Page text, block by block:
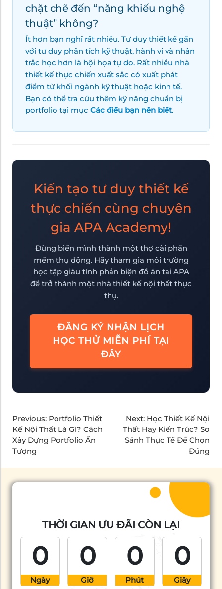
chặt chẽ đến “năng khiếu nghệ
thuật” không?
Ít hơn bạn nghĩ rất nhiều. Tư duy thiết kế gần
với tư duy phân tích kỹ thuật, hành vi và nhân
trắc học hơn là hội họa tự do. Rất nhiều nhà
thiết kế thực chiến xuất sắc có xuất phát
điểm từ khối ngành kỹ thuật hoặc kinh tế.
Bạn có thể tra cứu thêm kỹ năng chuẩn bị
portfolio tại mục Các điều bạn nên biết.
Kiến tạo tư duy thiết kế
thực chiến cùng chuyên
gia APA Academy!
Đừng biến mình thành một thợ cài phần
mềm thụ động. Hãy tham gia môi trường
học tập giàu tính phản biện đồ án tại APA
để trở thành một nhà thiết kế nội thất thực
thụ.
ĐĂNG KÝ NHẬN LỊCH
HỌC THỬ MIỄN PHÍ TẠI
ĐÂY
Previous: Portfolio Thiết
Kế Nội Thất Là Gì? Cách
Xây Dựng Portfolio Ấn
Tượng
Next: Học Thiết Kế Nội
Thất Hay Kiến Trúc? So
Sánh Thực Tế Để Chọn
Đúng
THỜI GIAN ƯU ĐÃI CÒN LẠI
0
Ngày
0
Giờ
0
Phút
0
Giây